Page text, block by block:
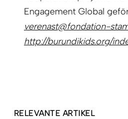
Engagement Global
verenast@fondation-
http://burundikids.org/
RELEVANTE ARTIKEL